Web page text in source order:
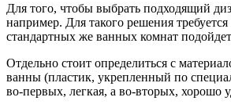
Для того, чтобы выбрать подходящий
например. Для такого решения
стандартных же ванных комнат
Отдельно стоит определиться с
ванны (пластик, укрепленный по
во-первых, легкая, а во-вторых, хорошо